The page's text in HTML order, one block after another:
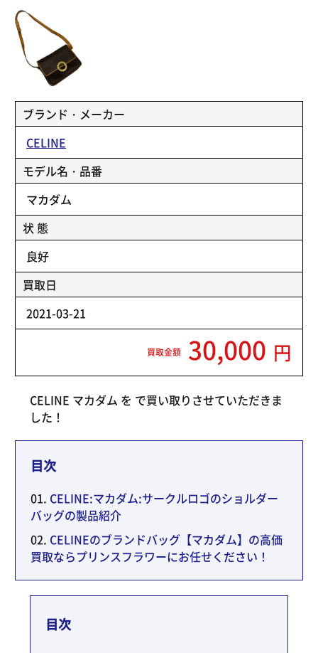
ブランド・メーカー
CELINE
モデル名・品番
マカダム
状 態
良好
買取日
2021-03-21
買取金額 30,000 円
CELINE マカダム を で買い取りさせていただきま
した！
目次
CELINE:マカダム:サークルロゴのショルダー
バッグの製品紹介
CELINEのブランドバッグ【マカダム】の高価
買取ならプリンスフラワーにお任せください！
目次